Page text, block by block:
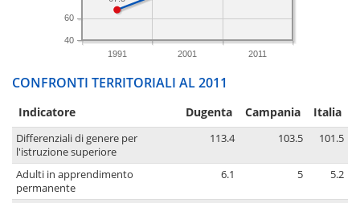
1991 2001 2011
40
60
CONFRONTI TERRITORIALI AL 2011
Indicatore Dugenta Campania Italia
Differenziali di genere per
l'istruzione superiore
113.4 103.5 101.5
Adulti in apprendimento
permanente
6.1 5 5.2